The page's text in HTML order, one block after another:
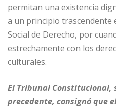
permitan una existencia
a un principio trascendente
Social de Derecho, por
estrechamente con los
culturales.
El Tribunal
precedente, consignó que